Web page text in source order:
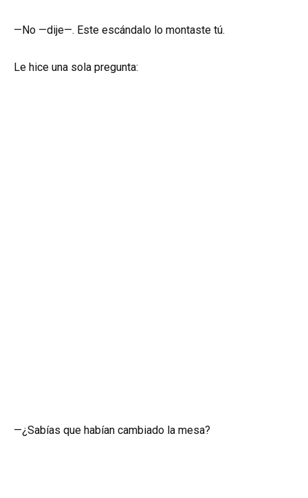
—No —dije—. Este escándalo lo montaste tú.
Le hice una sola pregunta:
—¿Sabías que habían cambiado la mesa?